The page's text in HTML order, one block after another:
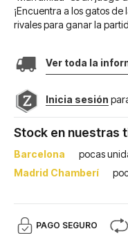
¡Encuentra a los gatos
rivales para ganar la
Ver toda la
Inicia sesión
Stock en nuestras
Barcelona
pocas
Madrid Chamberí
PAGO SEGURO